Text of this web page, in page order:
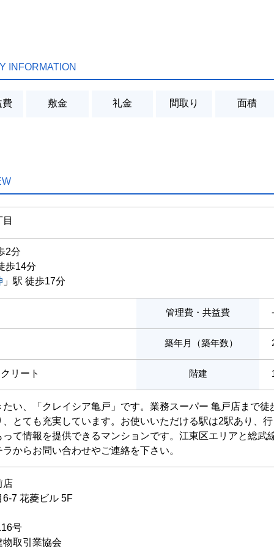
INFORMATION
費 敷金 礼金 間取り 面積
目
2分
歩14分
」駅 徒歩17分
管理費・共益費 -
築年月（築年数）
リート 階建
い、「クレイシア亀戸」です。業務スーパー 亀戸店まで
とても充実しています。お使いいただける駅は2駅あり、
って情報を提供できるマンションです。江東区エリアと総
からお問い合わせやご連絡を下さい。
店
7 花菱ビル 5F
号
物取引業協会